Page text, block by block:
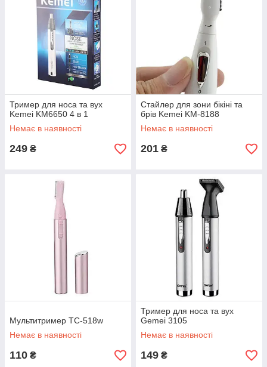
Тример для носа та вух
Kemei KM6650 4 в 1
Немає в наявності
249 ₴
Стайлер для зони бікіні та
брів Kemei KM-8188
Немає в наявності
201 ₴
Мультитример TC-518w
Немає в наявності
110 ₴
Тример для носа та вух
Gemei 3105
Немає в наявності
149 ₴